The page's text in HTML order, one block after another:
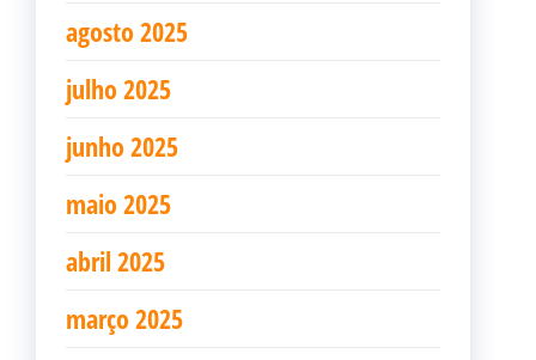
agosto 2025
julho 2025
junho 2025
maio 2025
abril 2025
março 2025